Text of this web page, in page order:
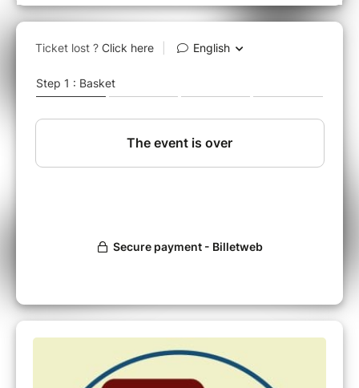
Si vous souhaitez être informé.es par la
Newsletter de l'Académie du Climat, cliquezici